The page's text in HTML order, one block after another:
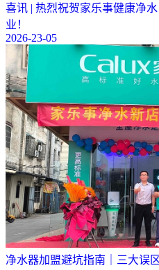
喜讯 | 热烈祝贺家乐事健康净
业！
2026-23-05
净水器加盟避坑指南｜三大误